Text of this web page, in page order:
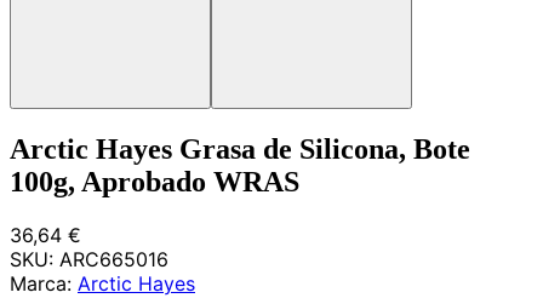
Arctic Hayes Grasa de Silicona, Bote
100g, Aprobado WRAS
36,64 €
SKU: ARC665016
Marca: Arctic Hayes